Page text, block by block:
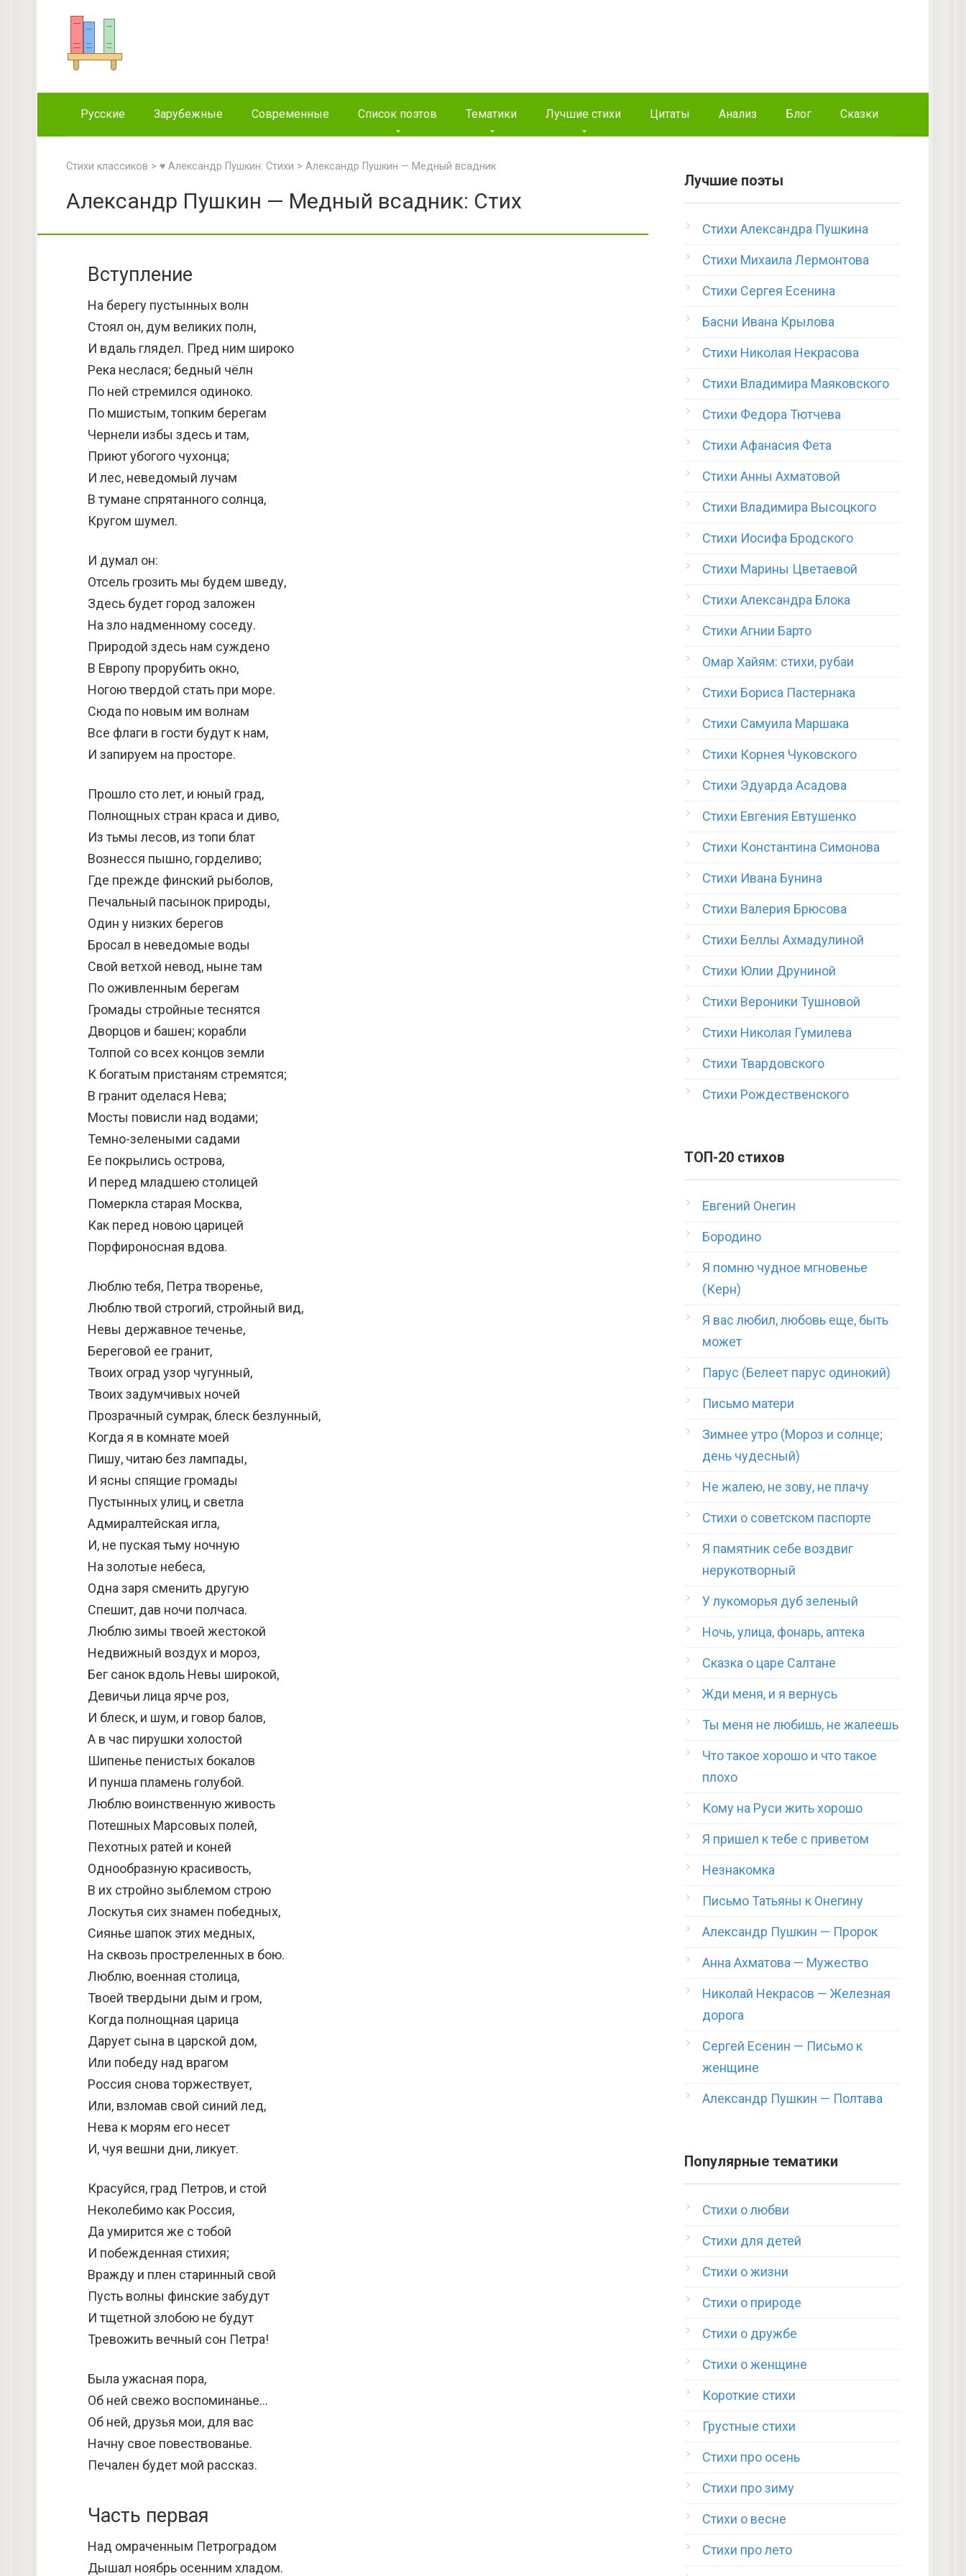
Русские Зарубежные Современные Список поэтов Тематики Лучшие стихи Цитаты Анализ Блог Сказки
Стихи классиков > ♥ Александр Пушкин: Стихи > Александр Пушкин — Медный всадник
Александр Пушкин — Медный всадник: Стих
Вступление
На берегу пустынных волн
Стоял он, дум великих полн,
И вдаль глядел. Пред ним широко
Река неслася; бедный чёлн
По ней стремился одиноко.
По мшистым, топким берегам
Чернели избы здесь и там,
Приют убогого чухонца;
И лес, неведомый лучам
В тумане спрятанного солнца,
Кругом шумел.
И думал он:
Отсель грозить мы будем шведу,
Здесь будет город заложен
На зло надменному соседу.
Природой здесь нам суждено
В Европу прорубить окно,
Ногою твердой стать при море.
Сюда по новым им волнам
Все флаги в гости будут к нам,
И запируем на просторе.
Прошло сто лет, и юный град,
Полнощных стран краса и диво,
Из тьмы лесов, из топи блат
Вознесся пышно, горделиво;
Где прежде финский рыболов,
Печальный пасынок природы,
Один у низких берегов
Бросал в неведомые воды
Свой ветхой невод, ныне там
По оживленным берегам
Громады стройные теснятся
Дворцов и башен; корабли
Толпой со всех концов земли
К богатым пристаням стремятся;
В гранит оделася Нева;
Мосты повисли над водами;
Темно-зелеными садами
Ее покрылись острова,
И перед младшею столицей
Померкла старая Москва,
Как перед новою царицей
Порфироносная вдова.
Люблю тебя, Петра творенье,
Люблю твой строгий, стройный вид,
Невы державное теченье,
Береговой ее гранит,
Твоих оград узор чугунный,
Твоих задумчивых ночей
Прозрачный сумрак, блеск безлунный,
Когда я в комнате моей
Пишу, читаю без лампады,
И ясны спящие громады
Пустынных улиц, и светла
Адмиралтейская игла,
И, не пуская тьму ночную
На золотые небеса,
Одна заря сменить другую
Спешит, дав ночи полчаса.
Люблю зимы твоей жестокой
Недвижный воздух и мороз,
Бег санок вдоль Невы широкой,
Девичьи лица ярче роз,
И блеск, и шум, и говор балов,
А в час пирушки холостой
Шипенье пенистых бокалов
И пунша пламень голубой.
Люблю воинственную живость
Потешных Марсовых полей,
Пехотных ратей и коней
Однообразную красивость,
В их стройно зыблемом строю
Лоскутья сих знамен победных,
Сиянье шапок этих медных,
На сквозь простреленных в бою.
Люблю, военная столица,
Твоей твердыни дым и гром,
Когда полнощная царица
Дарует сына в царской дом,
Или победу над врагом
Россия снова торжествует,
Или, взломав свой синий лед,
Нева к морям его несет
И, чуя вешни дни, ликует.
Красуйся, град Петров, и стой
Неколебимо как Россия,
Да умирится же с тобой
И побежденная стихия;
Вражду и плен старинный свой
Пусть волны финские забудут
И тщетной злобою не будут
Тревожить вечный сон Петра!
Была ужасная пора,
Об ней свежо воспоминанье…
Об ней, друзья мои, для вас
Начну свое повествованье.
Печален будет мой рассказ.
Часть первая
Над омраченным Петроградом
Дышал ноябрь осенним хладом.
Лучшие поэты
Стихи Александра Пушкина
Стихи Михаила Лермонтова
Стихи Сергея Есенина
Басни Ивана Крылова
Стихи Николая Некрасова
Стихи Владимира Маяковского
Стихи Федора Тютчева
Стихи Афанасия Фета
Стихи Анны Ахматовой
Стихи Владимира Высоцкого
Стихи Иосифа Бродского
Стихи Марины Цветаевой
Стихи Александра Блока
Стихи Агнии Барто
Омар Хайям: стихи, рубаи
Стихи Бориса Пастернака
Стихи Самуила Маршака
Стихи Корнея Чуковского
Стихи Эдуарда Асадова
Стихи Евгения Евтушенко
Стихи Константина Симонова
Стихи Ивана Бунина
Стихи Валерия Брюсова
Стихи Беллы Ахмадулиной
Стихи Юлии Друниной
Стихи Вероники Тушновой
Стихи Николая Гумилева
Стихи Твардовского
Стихи Рождественского
ТОП-20 стихов
Евгений Онегин
Бородино
Я помню чудное мгновенье
(Керн)
Я вас любил, любовь еще, быть
может
Парус (Белеет парус одинокий)
Письмо матери
Зимнее утро (Мороз и солнце;
день чудесный)
Не жалею, не зову, не плачу
Стихи о советском паспорте
Я памятник себе воздвиг
нерукотворный
У лукоморья дуб зеленый
Ночь, улица, фонарь, аптека
Сказка о царе Салтане
Жди меня, и я вернусь
Ты меня не любишь, не жалеешь
Что такое хорошо и что такое
плохо
Кому на Руси жить хорошо
Я пришел к тебе с приветом
Незнакомка
Письмо Татьяны к Онегину
Александр Пушкин — Пророк
Анна Ахматова — Мужество
Николай Некрасов — Железная
дорога
Сергей Есенин — Письмо к
женщине
Александр Пушкин — Полтава
Популярные тематики
Стихи о любви
Стихи для детей
Стихи о жизни
Стихи о природе
Стихи о дружбе
Стихи о женщине
Короткие стихи
Грустные стихи
Стихи про осень
Стихи про зиму
Стихи о весне
Стихи про лето